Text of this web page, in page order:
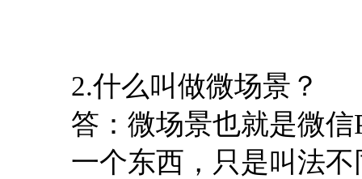
2.什么叫做微场景？
答：微场景也就是微
一个东西，只是叫法